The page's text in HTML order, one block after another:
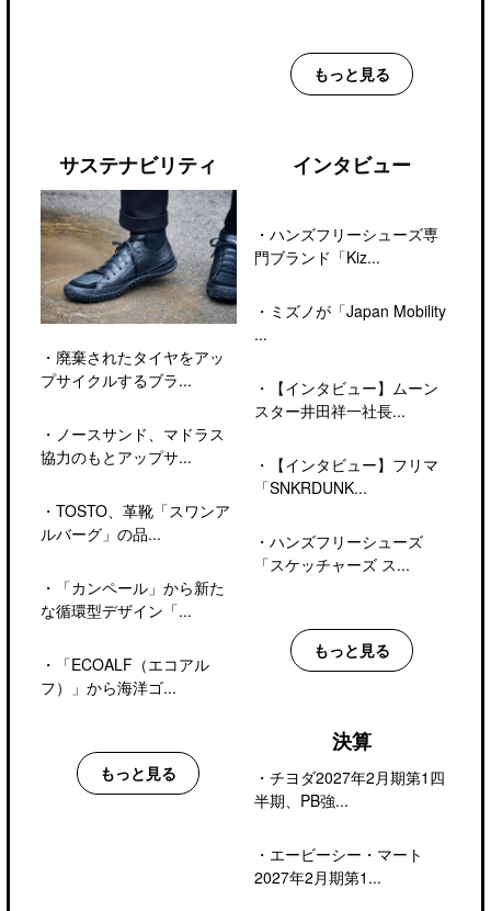
もっと見る
サステナビリティ
・ 廃棄されたタイヤをアッ
プサイクルするブラ...
・ ノースサンド、マドラス
協力のもとアップサ...
・ TOSTO、革靴「スワンア
ルバーグ」の品...
・
「カンペール」から新た
な循環型デザイン「...
・
「ECOALF（エコアル
フ）」から海洋ゴ...
もっと見る
インタビュー
・ ハンズフリーシューズ専
門ブランド「Kiz...
・ ミズノが「Japan Mobility
...
・
【インタビュー】ムーン
スター井田祥一社長...
・
【インタビュー】フリマ
「SNKRDUNK...
・ ハンズフリーシューズ
「スケッチャーズ ス...
もっと見る
決算
・ チヨダ2027年2月期第1四
半期、PB強...
・ エービーシー・マート
2027年2月期第1...